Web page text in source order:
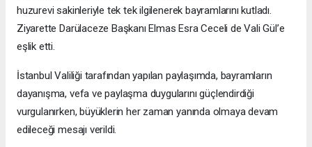
huzurevi sakinleriyle tek tek ilgilenerek bayramlarını kutladı.
Ziyarette Darülaceze Başkanı Elmas Esra Ceceli de Vali Gül’e
eşlik etti.
İstanbul Valiliği tarafından yapılan paylaşımda, bayramların
dayanışma, vefa ve paylaşma duygularını güçlendirdiği
vurgulanırken, büyüklerin her zaman yanında olmaya devam
edileceği mesajı verildi.